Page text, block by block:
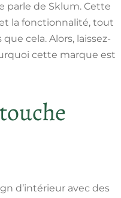
parle de Sklum. Cette
la fonctionnalité, tout
cela. Alors, laissez-
cette marque est
d’intérieur avec des